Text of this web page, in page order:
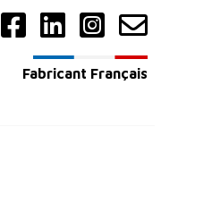
Fabricant Français